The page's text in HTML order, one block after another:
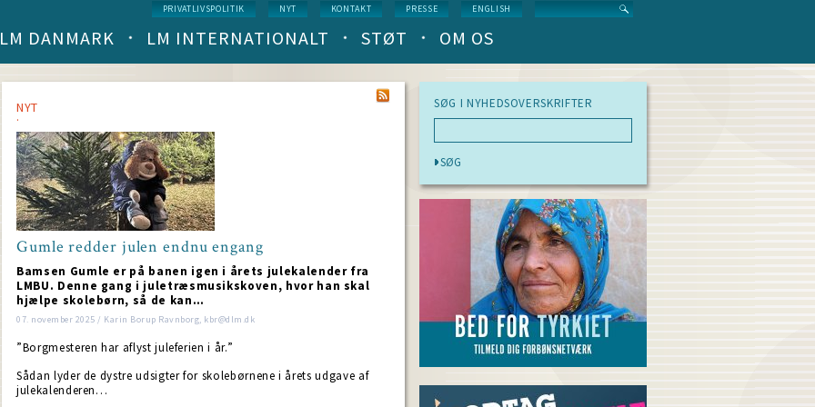
Service
menu
PRIVATLIVSPOLITIK NYT KONTAKT PRESSE ENGLISH
Main
(level
1)
LM DANMARK LM INTERNATIONALT STØT OM OS
NYT
Gumle redder julen endnu engang
Bamsen Gumle er på banen igen i årets julekalender fra
LMBU. Denne gang i juletræsmusikskoven, hvor han skal
hjælpe skolebørn, så de kan…
07. november 2025 / Karin Borup Ravnborg, kbr@dlm.dk
”Borgmesteren har aflyst juleferien i år.”
Sådan lyder de dystre udsigter for skolebørnene i årets udgave af
julekalenderen…
SØG I NYHEDSOVERSKRIFTER